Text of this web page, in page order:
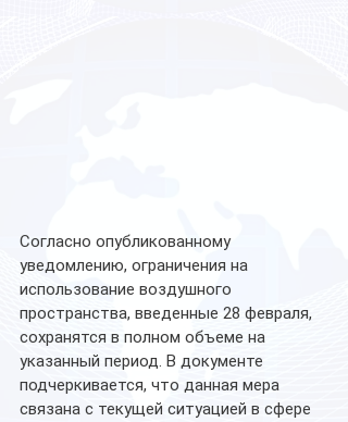
Согласно опубликованному
уведомлению, ограничения на
использование воздушного
пространства, введенные 28 февраля,
сохранятся в полном объеме на
указанный период. В документе
подчеркивается, что данная мера
связана с текущей ситуацией в сфере